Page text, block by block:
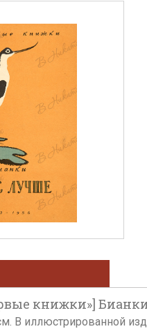
книжки»]
В иллюстрированной